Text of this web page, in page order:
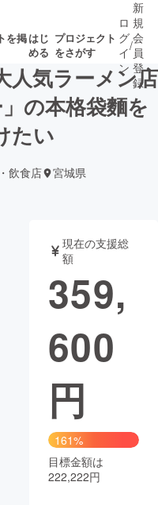
を掲はじ
める
プロジェクト
をさがす
集終了が近いプ
ロジェクト
書籍・雑誌
チャレンジ
CAMPFIRE Creation
ya コミュニティ
ロ
グ
イ
ン
/
新
規
会
員
登
録
人気ラーメン店
の本格袋麵を
たい
飲食店 宮城県
現在の支援総
額
359,
600
円
161%
目標金額は
222,222円